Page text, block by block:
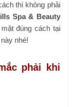
thì không phải
Spa & Beauty
đúng cách tại
nhé!
phải khi